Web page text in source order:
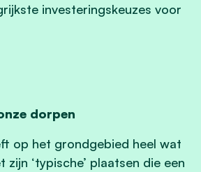
investeringskeuzes voor
dorpen
op het grondgebied heel wat
zijn ‘typische’ plaatsen die een